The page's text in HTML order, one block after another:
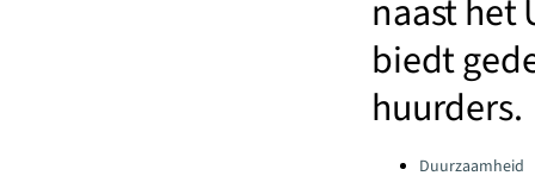
naast het
biedt
huurders.
Categories:Duurzaamheid